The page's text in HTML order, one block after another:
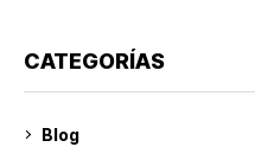
CATEGORÍAS
Blog